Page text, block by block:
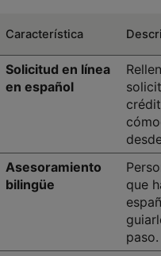
Característica
Solicitud en línea
en español
Asesoramiento
bilingüe
que
paso.